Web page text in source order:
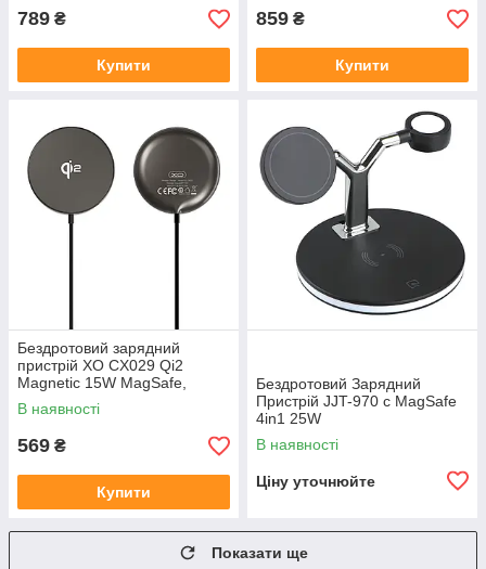
789 ₴
Купити
859 ₴
Купити
Бездротовий зарядний
пристрій XO CX029 Qi2
Magnetic 15W MagSafe,
кабель Type-C 1.2 м для
iPhone
В наявності
569 ₴
Купити
Бездротовий Зарядний
Пристрій JJT-970 с MagSafe
4in1 25W
В наявності
Ціну уточнюйте
Показати ще